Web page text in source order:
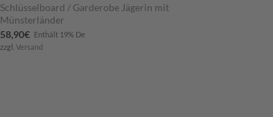
Schlüsselboard / Garderobe Jägerin mit
Münsterländer
58,90€ Enthält 19% De
zzgl.Versand